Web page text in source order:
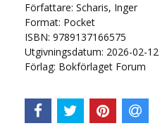
Författare: Scharis, Inger
Format: Pocket
ISBN: 9789137166575
Utgivningsdatum: 2026-02-12
Förlag: Bokförlaget Forum